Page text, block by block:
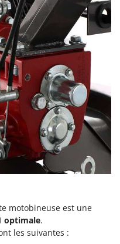
motobineuse est une
optimale.
les suivantes :